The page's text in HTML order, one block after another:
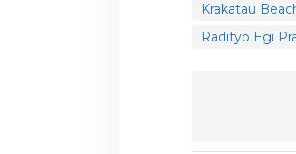
Krakatau
Radityo Egi